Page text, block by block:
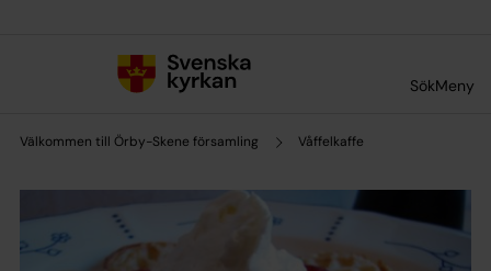
SökMeny
Välkommen till Örby-Skene församling Våffelkaffe